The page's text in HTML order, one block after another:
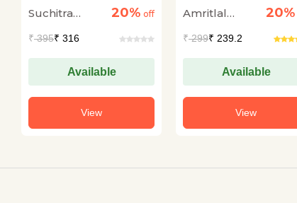
Suchitra
20% off
₹395₹ 316
Available
View
Amritlal
20%
₹299₹ 239.2
Available
View